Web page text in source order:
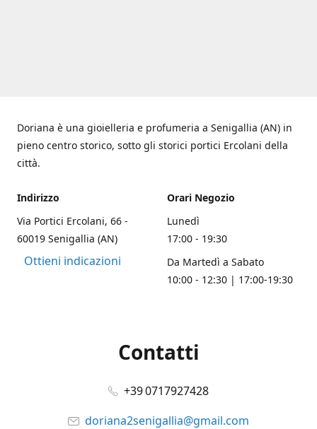
Doriana è una gioielleria e profumeria a Senigallia (AN) in
pieno centro storico, sotto gli storici portici Ercolani della
città.
Indirizzo
Via Portici Ercolani, 66 -
60019 Senigallia (AN)
Ottieni indicazioni
Orari Negozio
Lunedì
17:00 - 19:30
Da Martedì a Sabato
10:00 - 12:30 | 17:00-19:30
Contatti
+39 0717927428
doriana2senigallia@gmail.com